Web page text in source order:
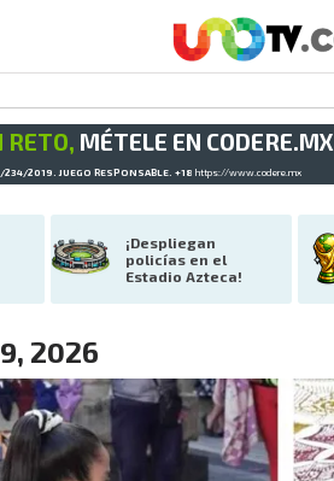
RETO, MÉTELE EN CODERE.MX
2019. JUEGO RESPONSABLE. +18 https://www.codere.mx
¡Despliegan
policías en el
Estadio Azteca!
2026